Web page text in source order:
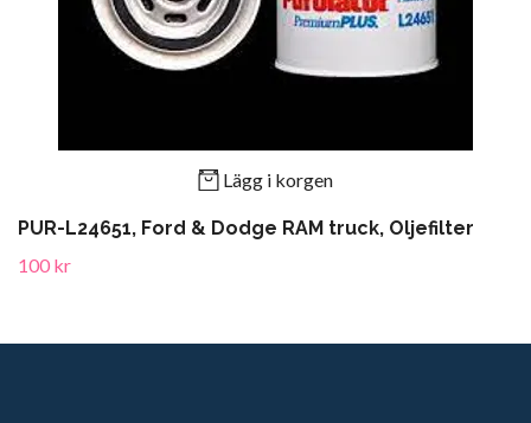
Lägg i korgen
PUR-L24651, Ford & Dodge RAM truck, Oljefilter
100 kr